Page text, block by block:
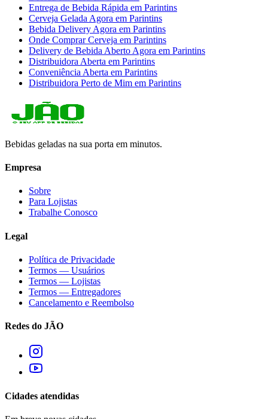
Entrega de Bebida Rápida em Parintins
Cerveja Gelada Agora em Parintins
Bebida Delivery Agora em Parintins
Onde Comprar Cerveja em Parintins
Delivery de Bebida Aberto Agora em Parintins
Distribuidora Aberta em Parintins
Conveniência Aberta em Parintins
Distribuidora Perto de Mim em Parintins
Bebidas geladas na sua porta em minutos.
Empresa
Sobre
Para Lojistas
Trabalhe Conosco
Legal
Política de Privacidade
Termos — Usuários
Termos — Lojistas
Termos — Entregadores
Cancelamento e Reembolso
Redes do JÃO
Cidades atendidas